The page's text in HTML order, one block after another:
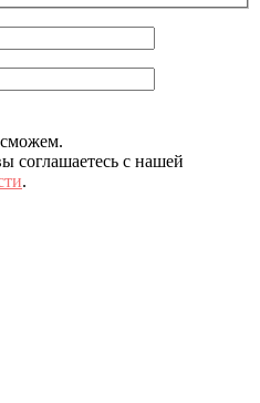
соглашаетесь с нашей
.